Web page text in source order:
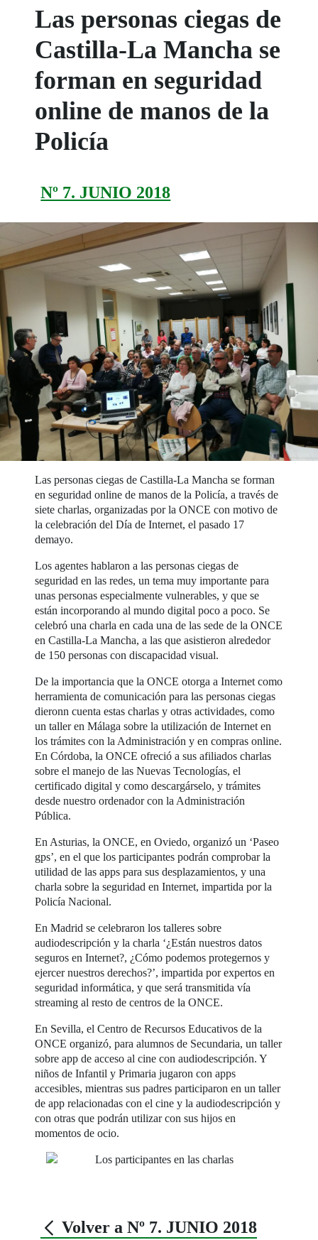
Las personas ciegas de
Castilla-La Mancha se
forman en seguridad
online de manos de la
Policía
Nº 7. JUNIO 2018
Las personas ciegas de Castilla-La Mancha se forman
en seguridad online de manos de la Policía, a través de
siete charlas, organizadas por la ONCE con motivo de
la celebración del Día de Internet, el pasado 17
demayo.
Los agentes hablaron a las personas ciegas de
seguridad en las redes, un tema muy importante para
unas personas especialmente vulnerables, y que se
están incorporando al mundo digital poco a poco. Se
celebró una charla en cada una de las sede de la ONCE
en Castilla-La Mancha, a las que asistieron alrededor
de 150 personas con discapacidad visual.
De la importancia que la ONCE otorga a Internet como
herramienta de comunicación para las personas ciegas
dieronn cuenta estas charlas y otras actividades, como
un taller en Málaga sobre la utilización de Internet en
los trámites con la Administración y en compras online.
En Córdoba, la ONCE ofreció a sus afiliados charlas
sobre el manejo de las Nuevas Tecnologías, el
certificado digital y como descargárselo, y trámites
desde nuestro ordenador con la Administración
Pública.
En Asturias, la ONCE, en Oviedo, organizó un ‘Paseo
gps’, en el que los participantes podrán comprobar la
utilidad de las apps para sus desplazamientos, y una
charla sobre la seguridad en Internet, impartida por la
Policía Nacional.
En Madrid se celebraron los talleres sobre
audiodescripción y la charla ‘¿Están nuestros datos
seguros en Internet?, ¿Cómo podemos protegernos y
ejercer nuestros derechos?’, impartida por expertos en
seguridad informática, y que será transmitida vía
streaming al resto de centros de la ONCE.
En Sevilla, el Centro de Recursos Educativos de la
ONCE organizó, para alumnos de Secundaria, un taller
sobre app de acceso al cine con audiodescripción. Y
niños de Infantil y Primaria jugaron con apps
accesibles, mientras sus padres participaron en un taller
de app relacionadas con el cine y la audiodescripción y
con otras que podrán utilizar con sus hijos en
momentos de ocio.
Volver a Nº 7. JUNIO 2018